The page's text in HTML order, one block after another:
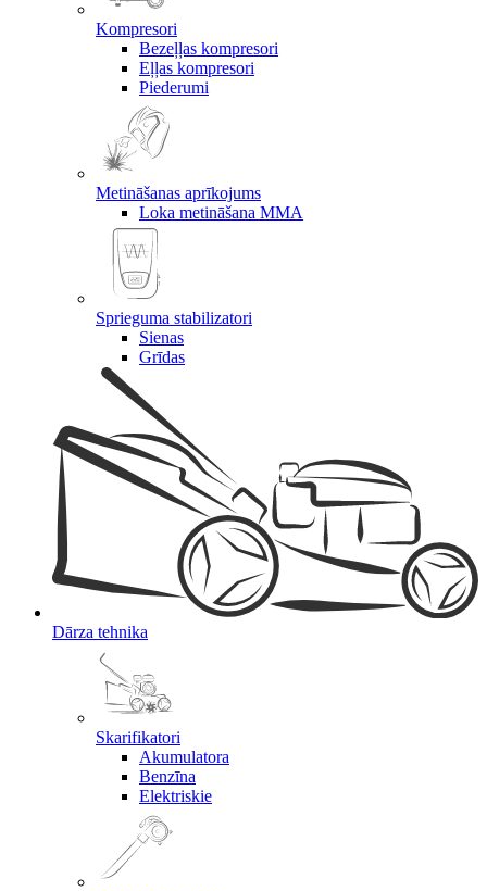
Kompresori
Bezeļļas kompresori
Eļļas kompresori
Piederumi
Metināšanas aprīkojums
Loka metināšana MMA
Sprieguma stabilizatori
Sienas
Grīdas
Dārza tehnika
Skarifikatori
Akumulatora
Benzīna
Elektriskie